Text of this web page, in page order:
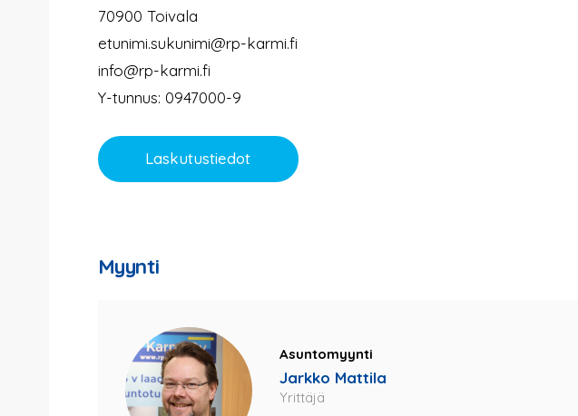
70900 Toivala
etunimi.sukunimi@rp-karmi.fi
info@rp-karmi.fi
Y-tunnus: 0947000-9
Laskutustiedot
Myynti
Asuntomyynti
Jarkko Mattila
Yrittäjä